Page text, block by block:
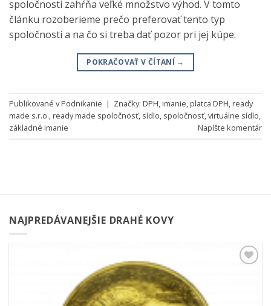
spoločnosti zahŕňa veľké množstvo výhod. V tomto
článku rozoberieme prečo preferovať tento typ
spoločnosti a na čo si treba dať pozor pri jej kúpe.
POKRAČOVAŤ V ČÍTANÍ →
Publikované vPodnikanie | Značky: DPH,imanie,platca DPH,ready
made s.r.o.,ready made spoločnosť, sídlo, spoločnosť,virtuálne sídlo,
základné imanie
Napíšte komentár
NAJPREDÁVANEJŠIE DRAHÉ KOVY